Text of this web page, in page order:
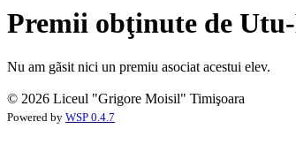
Premii obţinute de
Nu am gãsit nici un premiu asociat acestui elev.
© 2026 Liceul "Grigore Moisil" Timişoara
Powered by WSP 0.4.7